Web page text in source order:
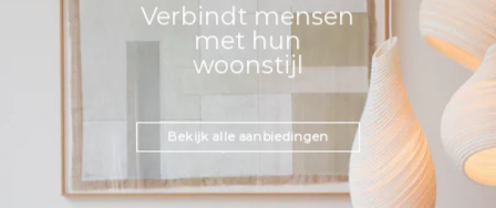
Verbindt mensen
met hun
woonstijl
Bekijk alle aanbiedingen